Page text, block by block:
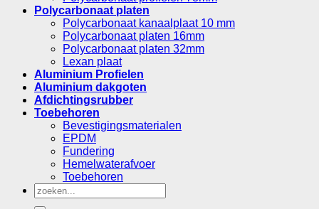
Polycarbonaat platen
Polycarbonaat kanaalplaat 10 mm
Polycarbonaat platen 16mm
Polycarbonaat platen 32mm
Lexan plaat
Aluminium Profielen
Aluminium dakgoten
Afdichtingsrubber
Toebehoren
Bevestigingsmaterialen
EPDM
Fundering
Hemelwaterafvoer
Toebehoren
Zoeken
naar: